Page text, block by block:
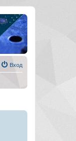
Вход